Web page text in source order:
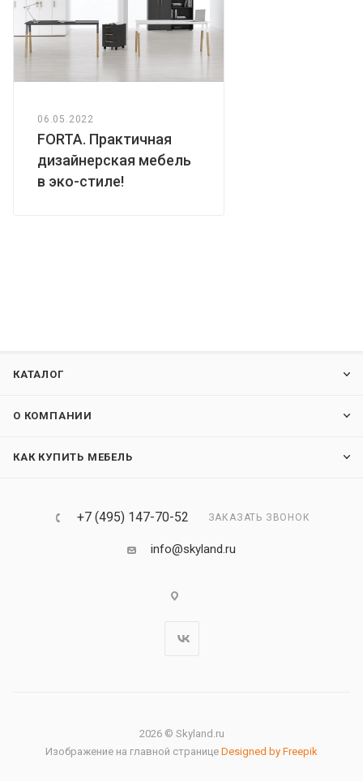
06.05.2022
FORTA. Практичная
дизайнерская мебель
в эко-стиле!
КАТАЛОГ
О КОМПАНИИ
КАК КУПИТЬ МЕБЕЛЬ
+7 (495) 147-70-52 ЗАКАЗАТЬ ЗВОНОК
info@skyland.ru
2026 © Skyland.ru
Изображение на главной странице Designed by Freepik